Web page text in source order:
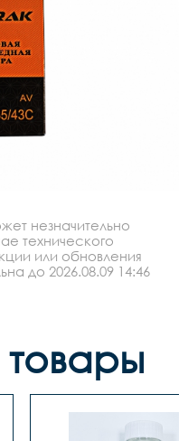
незначительно
технического
или обновления
до 2026.08.09 14:46